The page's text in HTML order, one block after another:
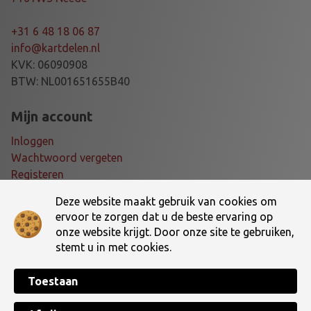
Deze website maakt gebruik van cookies om
ervoor te zorgen dat u de beste ervaring op
onze website krijgt. Door onze site te gebruiken,
stemt u in met cookies.
Toestaan
E
D
4
7
a
n
t
a
+31 6 48 18 06 87
info@kartdelen.nl
KVK: 06090908
BTW: NL001651655B40
Mijn account
Inloggen
Wachtwoord vergeten
Registeren
Voorwaarden
Algemene voorwaarden
Verzending- en retourbeleid